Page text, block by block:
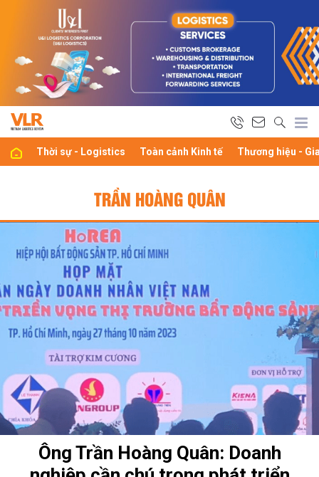
Thời sự - Logistics Toàn cảnh Kinh tế Thương hiệu -
TRẦN HOÀNG QUÂN
Ông Trần Hoàng Quân: Doanh